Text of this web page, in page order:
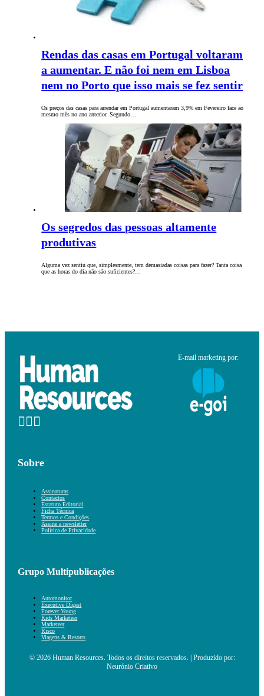
Rendas das casas em Portugal voltaram
a aumentar. E não foi nem em Lisboa
nem no Porto que isso mais se fez sentir
Os preços das casas para arrendar em Portugal aumentaram 3,9% em Fevereiro face ao
mesmo mês no ano anterior. Segundo…
Os segredos das pessoas altamente
produtivas
Alguma vez sentiu que, simplesmente, tem demasiadas coisas para fazer? Tanta coisa
que as horas do dia não são suficientes?…
E-mail marketing por:
Sobre
Assinaturas
Contactos
Estatuto Editorial
Ficha Técnica
Termos e Condições
Assine a newsletter
Política de Privacidade
Grupo Multipublicações
Automonitor
Executive Digest
Forever Young
Kids Marketeer
Marketeer
Risco
Viagens & Resorts
© 2026 Human Resources. Todos os direitos reservados. | Produzido por:
Neurónio Criativo